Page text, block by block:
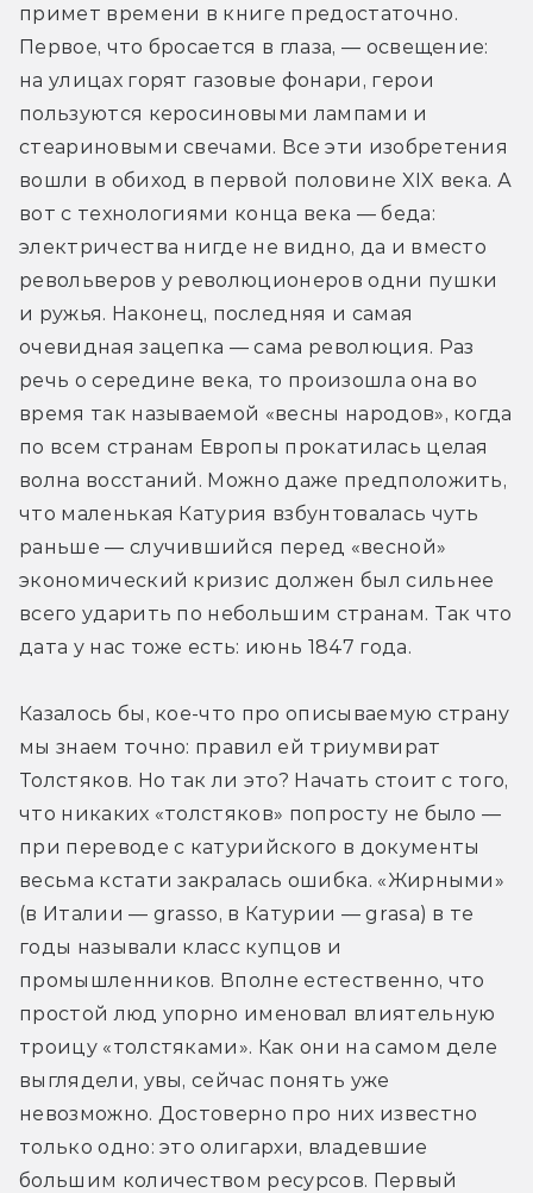
примет времени в книге предостаточно.
Первое, что бросается в глаза, — освещение:
на улицах горят газовые фонари, герои
пользуются керосиновыми лампами и
стеариновыми свечами. Все эти изобретения
вошли в обиход в первой половине XIX века. А
вот с технологиями конца века — беда:
электричества нигде не видно, да и вместо
револьверов у революционеров одни пушки
и ружья. Наконец, последняя и самая
очевидная зацепка — сама революция. Раз
речь о середине века, то произошла она во
время так называемой «весны народов», когда
по всем странам Европы прокатилась целая
волна восстаний. Можно даже предположить,
что маленькая Катурия взбунтовалась чуть
раньше — случившийся перед «весной»
экономический кризис должен был сильнее
всего ударить по небольшим странам. Так что
дата у нас тоже есть: июнь 1847 года.
Казалось бы, кое-что про описываемую страну
мы знаем точно: правил ей триумвират
Толстяков. Но так ли это? Начать стоит с того,
что никаких «толстяков» попросту не было —
при переводе с катурийского в документы
весьма кстати закралась ошибка. «Жирными»
(в Италии — grasso, в Катурии — grasa) в те
годы называли класс купцов и
промышленников. Вполне естественно, что
простой люд упорно именовал влиятельную
троицу «толстяками». Как они на самом деле
выглядели, увы, сейчас понять уже
невозможно. Достоверно про них известно
только одно: это олигархи, владевшие
большим количеством ресурсов. Первый